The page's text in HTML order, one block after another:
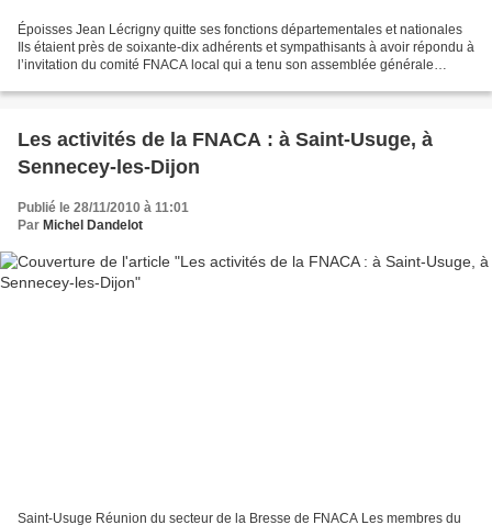
Époisses Jean Lécrigny quitte ses fonctions départementales et nationales
Ils étaient près de soixante-dix adhérents et sympathisants à avoir répondu à
l’invitation du comité FNACA local qui a tenu son assemblée générale
Les activités de la FNACA : à Saint-Usuge, à
Sennecey-les-Dijon
Publié le 28/11/2010 à 11:01
Par Michel Dandelot
Saint-Usuge Réunion du secteur de la Bresse de FNACA Les membres du